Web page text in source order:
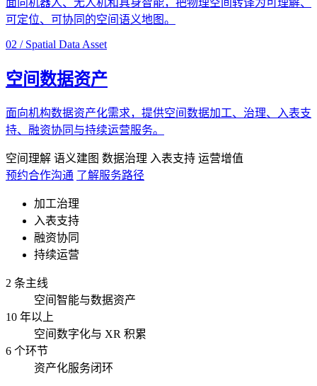
可定位、可协同的空间语义地图。
02 / Spatial Data Asset
空间数据资产
面向机构数据资产化需求，提供空间数据加工、治理、入表支
持、融资协同与持续运营服务。
空间理解 语义建图 数据治理 入表支持 运营增值
预约合作沟通 了解服务路径
加工治理
入表支持
融资协同
持续运营
2 条主线
空间智能与数据资产
10 年以上
空间数字化与 XR 积累
6 个环节
资产化服务闭环